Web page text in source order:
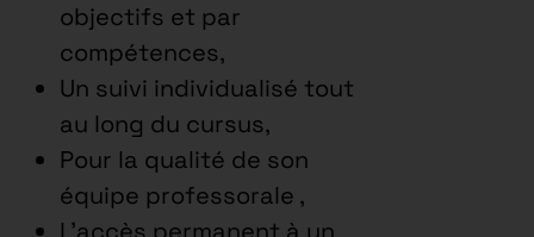
objectifs et par
compétences,
Un suivi individualisé tout
au long du cursus,
Pour la qualité de son
équipe professorale ,